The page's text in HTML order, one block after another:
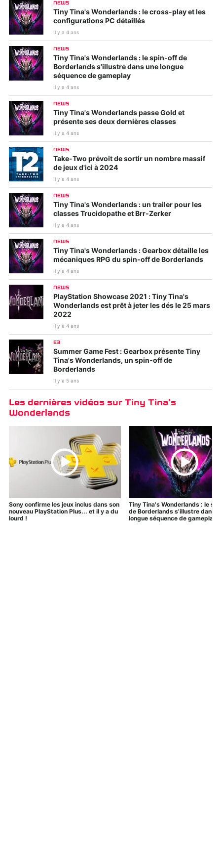
WWE 2K22 Gran Turismo 7
Elden Ring
NEWS
Tiny Tina's Wonderlands : le cross-play et les
configurations PC détaillés
Il y a 4 ans
NEWS
Tiny Tina's Wonderlands : le spin-off de
Borderlands s'illustre dans une longue
séquence de gameplay
Il y a 4 ans
NEWS
Tiny Tina's Wonderlands passe Gold et
présente ses deux dernières classes
Il y a 4 ans
NEWS
Take-Two prévoit de sortir un nombre massif
de jeux d'ici à 2024
Il y a 4 ans
NEWS
Tiny Tina's Wonderlands : un trailer pour les
classes Trucidopathe et Brr-Zerker
Il y a 4 ans
NEWS
Tiny Tina's Wonderlands : Gearbox détaille les
mécaniques RPG du spin-off de Borderlands
Il y a 4 ans
NEWS
PlayStation Showcase 2021 : Tiny Tina's
Wonderlands est prêt à jeter les dés le 25 mars
2022
Il y a 4 ans
E3
Summer Game Fest : Gearbox présente Tiny
Tina's Wonderlands, un spin-off de
Borderlands
Il y a 5 ans
Les dernières vidéos sur Tiny Tina's
Wonderlands
Sony confirme les jeux inclus dans son
nouveau PlayStation Plus... et il y a du
lourd !
Tiny Tina's Wonderlands : le
de Borderlands s'illustre dans
longue séquence de gameplay